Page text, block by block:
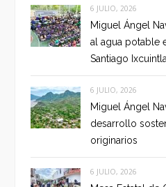
6 JULIO, 2026
Miguel Ángel
al agua potable
Santiago Ixcuintla
6 JULIO, 2026
Miguel Ángel
desarrollo
originarios
6 JULIO, 2026